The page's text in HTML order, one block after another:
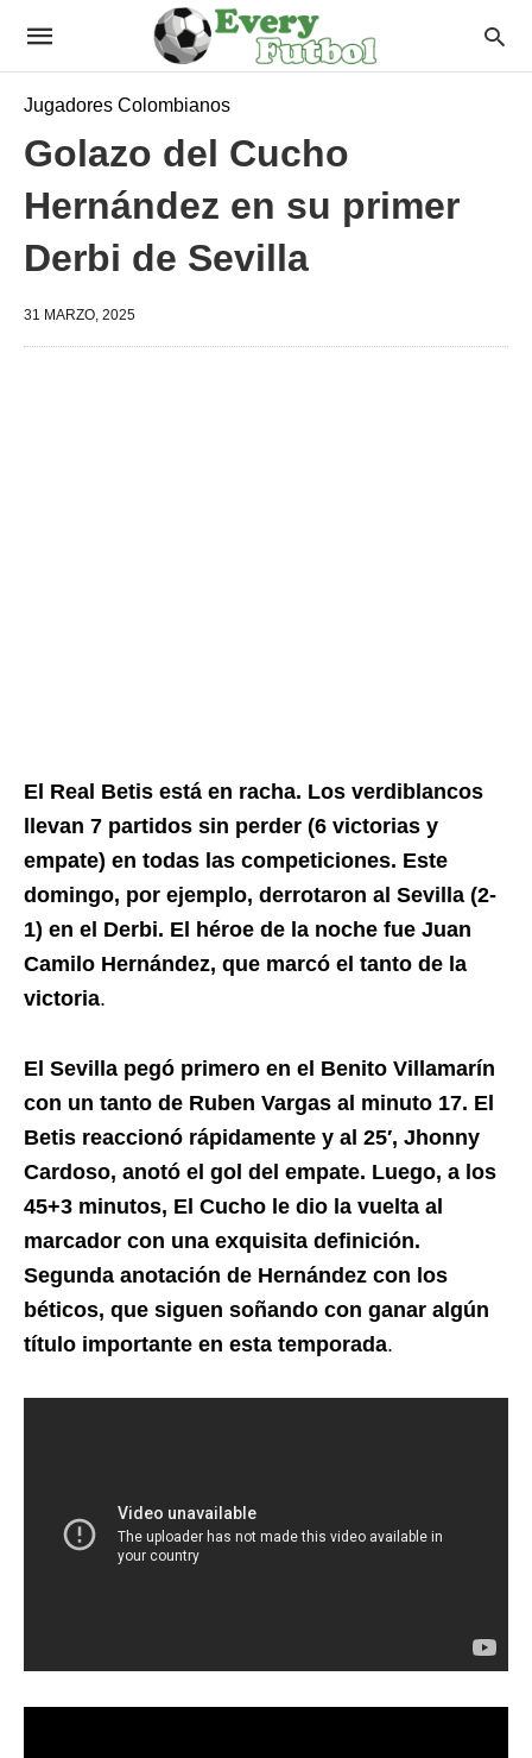
Jugadores Colombianos
Golazo del Cucho
Hernández en su primer
Derbi de Sevilla
31 MARZO, 2025
El Real Betis está en racha. Los verdiblancos
llevan 7 partidos sin perder (6 victorias y
empate) en todas las competiciones. Este
domingo, por ejemplo, derrotaron al Sevilla (2-
1) en el Derbi. El héroe de la noche fue Juan
Camilo Hernández, que marcó el tanto de la
victoria.
El Sevilla pegó primero en el Benito Villamarín
con un tanto de Ruben Vargas al minuto 17. El
Betis reaccionó rápidamente y al 25′, Jhonny
Cardoso, anotó el gol del empate. Luego, a los
45+3 minutos, El Cucho le dio la vuelta al
marcador con una exquisita definición.
Segunda anotación de Hernández con los
béticos, que siguen soñando con ganar algún
título importante en esta temporada.